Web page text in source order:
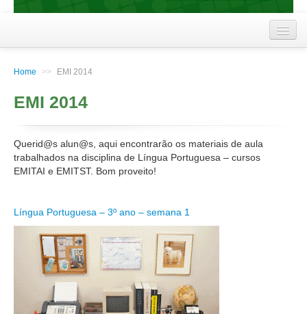
Home >> EMI 2014
EMI 2014
Querid@s alun@s, aqui encontrarão os materiais de aula
trabalhados na disciplina de Língua Portuguesa – cursos
EMITAI e EMITST. Bom proveito!
Língua Portuguesa – 3º ano – semana 1